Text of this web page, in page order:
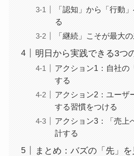
「認知」から「行動
る
「継続」こそが最大
明日から実践できる3つ
アクション1：自社の
する
アクション2：ユーザ
する習慣をつける
アクション3：「売上
計する
まとめ：バズの「先」